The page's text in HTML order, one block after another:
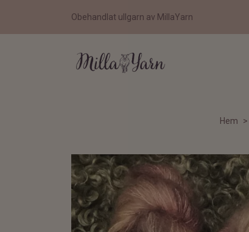
Obehandlat ullgarn av MillaYarn
Hem